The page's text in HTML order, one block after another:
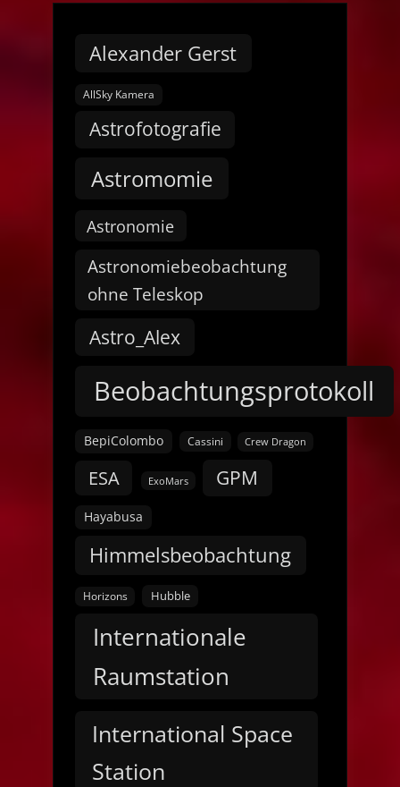
Alexander Gerst
AllSky Kamera
Astrofotografie
Astromomie
Astronomie
Astronomiebeobachtung
ohne Teleskop
Astro_Alex
Beobachtungsprotokoll
BepiColombo Cassini Crew Dragon
ESA ExoMars GPM
Hayabusa
Himmelsbeobachtung
Horizons Hubble
Internationale
Raumstation
International Space
Station